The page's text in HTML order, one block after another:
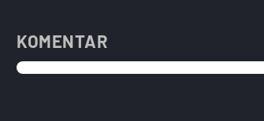
KOMENTAR